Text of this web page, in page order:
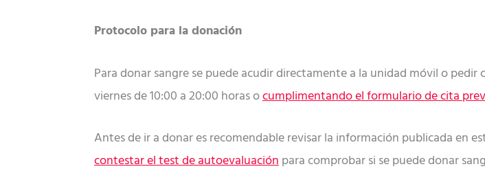
Protocolo para la donación
Para donar sangre se puede acudir directamente a la unidad móvil o pedir
viernes de 10:00 a 20:00 horas ocumplimentando el formulario de cita
Antes de ir a donar es recomendable revisar la información publicada en
contestar el test de autoevaluaciónpara comprobar si se puede donar